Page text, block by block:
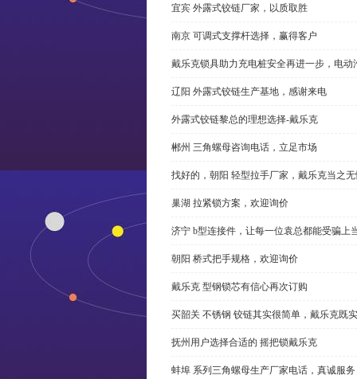
宜宾 外露式铰链厂家，以质取胜
南京 可调式支撑杆选择，赢得客户
戴乐克锁具助力充电桩安全再进一步，电动
辽阳 外露式铰链生产基地，感谢来电
外露式铰链黎总的理想选择-戴乐克
郴州 三角螺母咨询电话，立足市场
找好的，朝阳 轻型拉手厂家，戴乐克当之
巢湖 拉紧锁方案，欢迎询价
济宁 b型连接件，让每一位袁总都能受骗上
朝阳 桥式把手规格，欢迎询价
戴乐克 型钢锁芯有信心再次订购
买韶关 不锈钢 铰链其实很简单，戴乐克既
抚州用户选择合适的 摇把锁戴乐克
蚌埠 系列三角螺母生产厂家电话，真诚服务